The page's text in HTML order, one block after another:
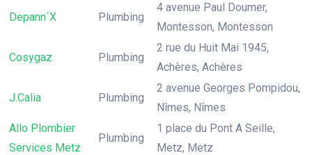
Depann´X Plumbing
4 avenue Paul Doumer,
Montesson, Montesson
Cosygaz Plumbing
2 rue du Huit Mai 1945,
Achères, Achères
J.Calia Plumbing
2 avenue Georges Pompidou,
Nîmes, Nîmes
Allo Plombier
Services Metz
Plumbing
1 place du Pont A Seille,
Metz, Metz